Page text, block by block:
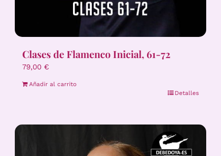
Clases de Flamenco Inicial, 61-72
79,00 €
Añadir al carrito
Detalles